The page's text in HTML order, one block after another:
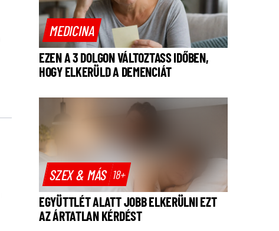
MEDICINA
EZEN A 3 DOLGON VÁLTOZTASS IDŐBEN,
HOGY ELKERÜLD A DEMENCIÁT
SZEX & MÁS 18+
EGYÜTTLÉT ALATT JOBB ELKERÜLNI EZT
AZ ÁRTATLAN KÉRDÉST